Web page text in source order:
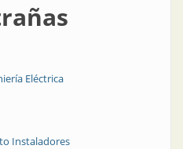
Eléctrica
Instaladores